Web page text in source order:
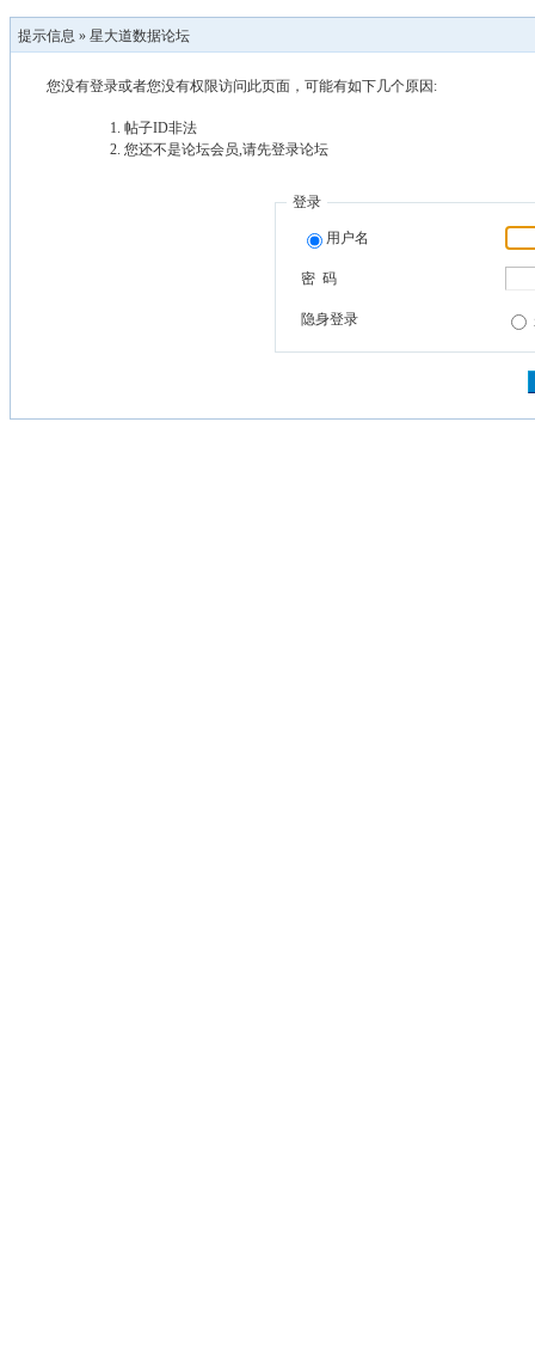
提示信息 » 星大道数据论坛
您没有登录或者您没有权限访问此页面，可能有如下几个原因:
帖子ID非法
您还不是论坛会员,请先登录论坛
登录
用户名
密 码
隐身登录